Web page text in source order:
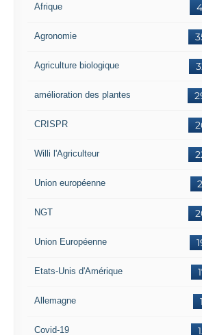
Afrique
Agronomie
Agriculture biologique
amélioration des plantes
CRISPR
Willi l'Agriculteur
Union européenne
NGT
Union Européenne
Etats-Unis d'Amérique
Allemagne
Covid-19